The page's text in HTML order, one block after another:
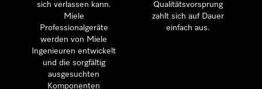
sich verlassen kann.
Miele
Professionalgeräte
werden von Miele
Ingenieuren entwickelt
und die sorgfältig
ausgesuchten
Komponenten
Qualitätsvorsprung
zahlt sich auf Dauer
einfach aus.